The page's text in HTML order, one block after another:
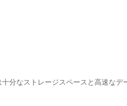
分なストレージスペースと高速なデ